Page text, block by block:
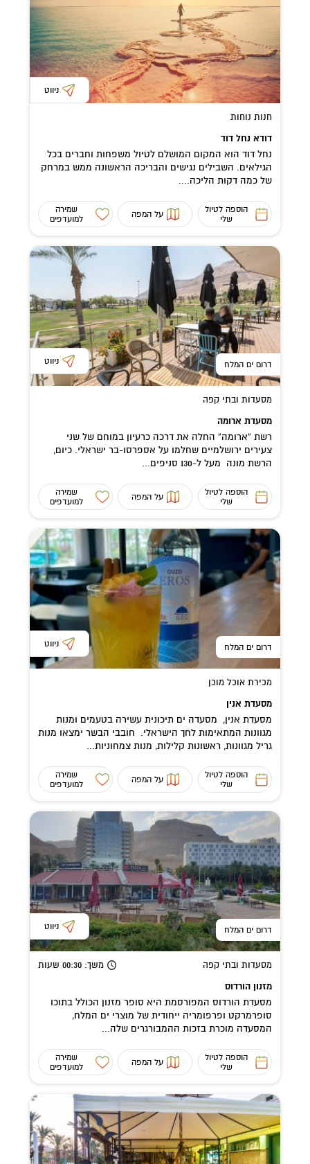
ניווט
חנות נוחות
דודא נחל דוד
נחל דוד הוא המקום המושלם לטיול משפחות וחברים בכל
הגילאים. השבילים נגישים והבריכה הראשונה ממש במרחק
של כמה דקות הליכה....
הוספה לטיול
שלי
על המפה
שמירה
למועדפים
דרום ים המלח ניווט
מסעדות ובתי קפה
מסעדת ארומה
רשת “ארומה” החלה את דרכה כרעיון במוחם של שני
צעירים ירושלמיים שחלמו על אספרסו-בר ישראלי. כיום,
הרשת מונה מעל ל-130 סניפים...
הוספה לטיול
שלי
על המפה
שמירה
למועדפים
דרום ים המלח ניווט
מכירת אוכל מוכן
מסעדת אנין
מסעדת אנין, מסעדה ים תיכונית עשירה בטעמים ומנות
מגוונות המתאימות לחך הישראלי. חובבי הבשר ימצאו מנות
גריל מגוונות, ראשונות קלילות, מנות צמחוניות...
הוספה לטיול
שלי
על המפה
שמירה
למועדפים
דרום ים המלח ניווט
מסעדות ובתי קפה משך: 00:30 שעות
מזנון הורדוס
מסעדת הורדוס המפורסמת היא סופר מזנון הכולל בתוכו
סופרמרקט ופרפומריה ייחודית של מוצרי ים המלח,
המסעדה מוכרת בזכות ההמבורגרים שלה...
הוספה לטיול
שלי
על המפה
שמירה
למועדפים